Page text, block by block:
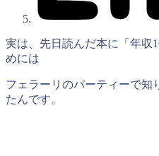
実は、先日読んだ本に「年収
めには
フェラーリのパーティーで知
たんです。